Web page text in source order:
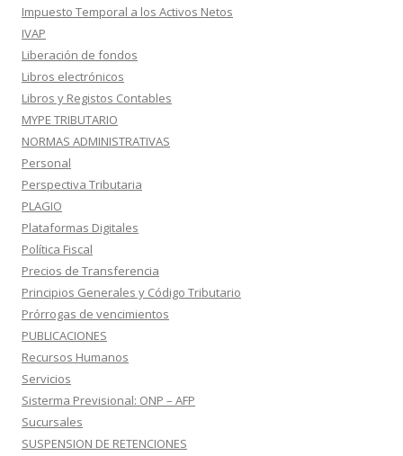
Impuesto Temporal a los Activos Netos
IVAP
Liberación de fondos
Libros electrónicos
Libros y Registos Contables
MYPE TRIBUTARIO
NORMAS ADMINISTRATIVAS
Personal
Perspectiva Tributaria
PLAGIO
Plataformas Digitales
Política Fiscal
Precios de Transferencia
Principios Generales y Código Tributario
Prórrogas de vencimientos
PUBLICACIONES
Recursos Humanos
Servicios
Sisterma Previsional: ONP – AFP
Sucursales
SUSPENSION DE RETENCIONES